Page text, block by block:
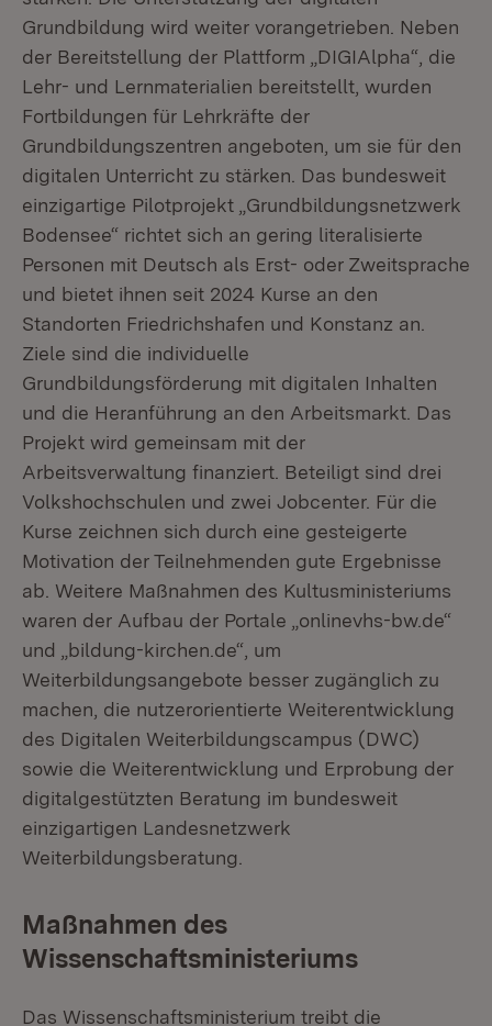
Grundbildung wird weiter vorangetrieben. Neben
der Bereitstellung der Plattform „DIGIAlpha“, die
Lehr- und Lernmaterialien bereitstellt, wurden
Fortbildungen für Lehrkräfte der
Grundbildungszentren angeboten, um sie für den
digitalen Unterricht zu stärken. Das bundesweit
einzigartige Pilotprojekt „Grundbildungsnetzwerk
Bodensee“ richtet sich an gering literalisierte
Personen mit Deutsch als Erst- oder Zweitsprache
und bietet ihnen seit 2024 Kurse an den
Standorten Friedrichshafen und Konstanz an.
Ziele sind die individuelle
Grundbildungsförderung mit digitalen Inhalten
und die Heranführung an den Arbeitsmarkt. Das
Projekt wird gemeinsam mit der
Arbeitsverwaltung finanziert. Beteiligt sind drei
Volkshochschulen und zwei Jobcenter. Für die
Kurse zeichnen sich durch eine gesteigerte
Motivation der Teilnehmenden gute Ergebnisse
ab. Weitere Maßnahmen des Kultusministeriums
waren der Aufbau der Portale „onlinevhs-bw.de“
und „bildung-kirchen.de“, um
Weiterbildungsangebote besser zugänglich zu
machen, die nutzerorientierte Weiterentwicklung
des Digitalen Weiterbildungscampus (DWC)
sowie die Weiterentwicklung und Erprobung der
digitalgestützten Beratung im bundesweit
einzigartigen Landesnetzwerk
Weiterbildungsberatung.
Maßnahmen des
Wissenschaftsministeriums
Das Wissenschaftsministerium treibt die